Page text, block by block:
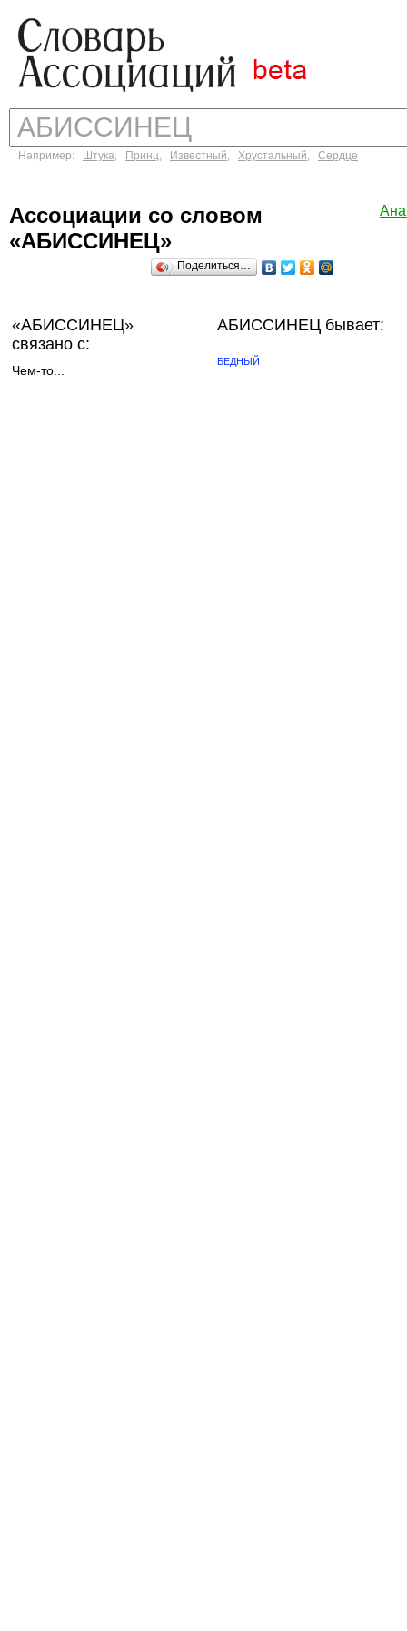
Например: Штука, Принц, Известный, Хрустальный, Сердце
Ассоциации со словом
«АБИССИНЕЦ»
Поделиться…
«АБИССИНЕЦ»
связано с:
Чем-то...
АБИССИНЕЦ бывает:
БЕДНЫЙ